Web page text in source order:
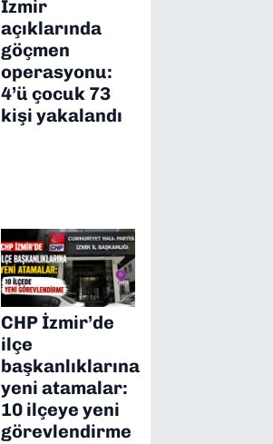
İzmir
açıklarında
göçmen
operasyonu:
4’ü çocuk 73
kişi yakalandı
CHP İzmir’de
ilçe
başkanlıklarına
yeni atamalar:
10 ilçeye yeni
görevlendirme